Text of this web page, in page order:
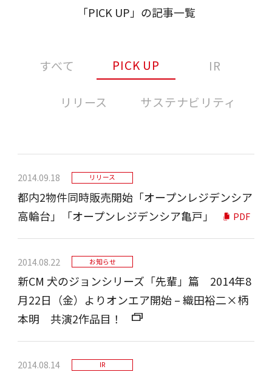
「PICK UP」の記事一覧
すべて PICK UP IR
リリース サステナビリティ
2014.09.18 リリース
都内2物件同時販売開始「オープンレジデンシア
高輪台」「オープンレジデンシア亀戸」
PDF
2014.08.22 お知らせ
新CM 犬のジョンシリーズ「先輩」篇 2014年8
月22日（金）よりオンエア開始 – 織田裕二×柄
本明 共演2作品目！
2014.08.14 IR